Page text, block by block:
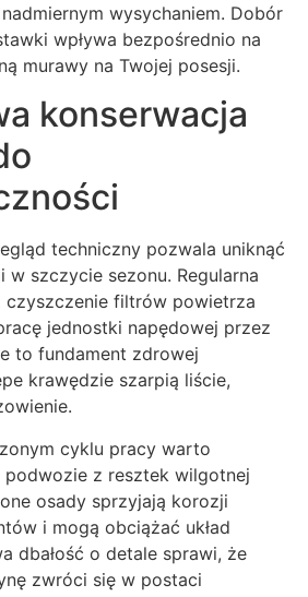
wysychaniem. Dobór
wpływa bezpośrednio na
murawy na Twojej posesji.
konserwacja
techniczny pozwala uniknąć
szczycie sezonu. Regularna
czyszczenie filtrów powietrza
jednostki napędowej przez
to fundament zdrowej
krawędzie szarpią liście,
cyklu pracy warto
podwozie z resztek wilgotnej
osady sprzyjają korozji
i mogą obciążać układ
dbałość o detale sprawi, że
zwróci się w postaci